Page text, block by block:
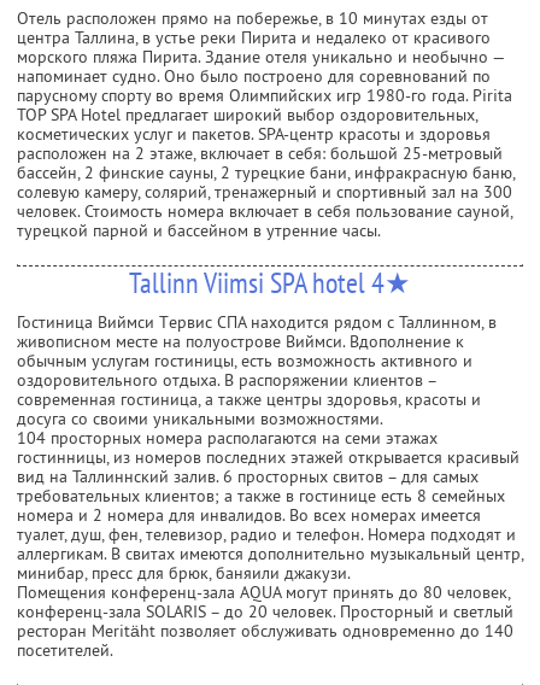
Отель расположен прямо на побережье, в 10 минутах езды от
центра Таллина, в устье реки Пирита и недалеко от красивого
морского пляжа Пирита. Здание отеля уникально и необычно —
напоминает судно. Оно было построено для соревнований по
парусному спорту во время Олимпийских игр 1980-го года. Pirita
TOP SPA Hotel предлагает широкий выбор оздоровительных,
косметических услуг и пакетов. SPA-центр красоты и здоровья
расположен на 2 этаже, включает в себя: большой 25-метровый
бассейн, 2 финские сауны, 2 турецкие бани, инфракрасную баню,
солевую камеру, солярий, тренажерный и спортивный зал на 300
человек. Стоимость номера включает в себя пользование сауной,
турецкой парной и бассейном в утренние часы.
Tallinn Viimsi SPA hotel 4★
Гостиница Виймси Tервис СПА находится рядом с Таллинном, в
живописном месте на полуострове Виймси. Вдополнение к
обычным услугам гостиницы, есть возможность активного и
оздоровительного отдыха. В распоряжении клиентов –
современная гостиница, а также центры здоровья, красоты и
досуга со своими уникальными возможностями.
104 просторных номера располагаются на семи этажах
гостинницы, из номеров последних этажей открывается красивый
вид на Таллиннский залив. 6 просторных свитов – для самых
требовательных клиентов; а также в гостинице есть 8 семейных
номера и 2 номера для инвалидов. Во всех номерах имеется
туалет, душ, фeн, телевизор, радио и телефон. Номера подходят и
аллергикам. В свитах имеются дополнительно музыкальный центр,
минибар, пресс для брюк, баняили джакузи.
Помещения конференц-зала AQUA могут принять до 80 человек,
конференц-зала SOLARIS – до 20 человек. Просторный и светлый
ресторан Meritäht позволяет обслуживать одновременно до 140
посетителей.